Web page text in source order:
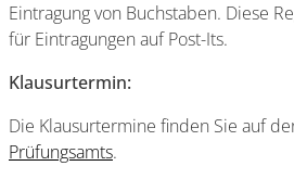
Eintragung von Buchstaben. Diese
für Eintragungen auf Post-Its.
Klausurtermin:
Die Klausurtermine finden Sie auf
Prüfungsamts.